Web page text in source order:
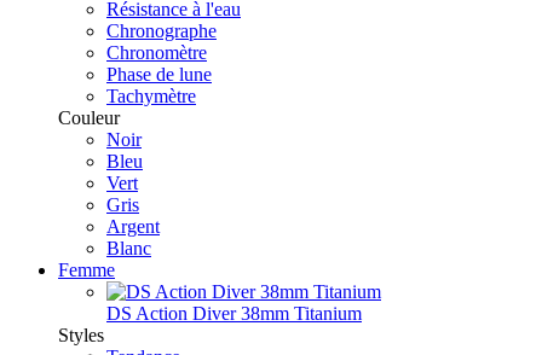
Résistance à l'eau
Chronographe
Chronomètre
Phase de lune
Tachymètre
Couleur
Noir
Bleu
Vert
Gris
Argent
Blanc
Femme
DS Action Diver 38mm Titanium
Styles